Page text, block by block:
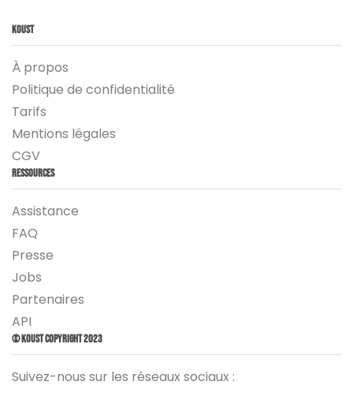
Koust
À propos
Politique de confidentialité
Tarifs
Mentions légales
CGV
Ressources
Assistance
FAQ
Presse
Jobs
Partenaires
API
© Koust Copyright 2023
Suivez-nous sur les réseaux sociaux :